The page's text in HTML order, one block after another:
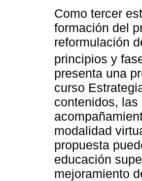
Como tercer
formación del
reformulación
principios y
presenta una
curso
contenidos,
modalidad
propuesta
educación
mejoramiento